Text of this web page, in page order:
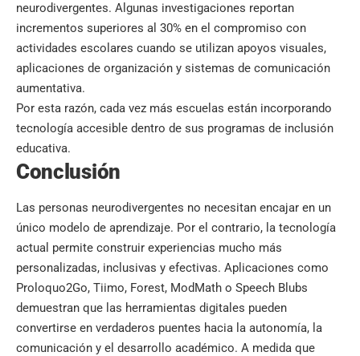
neurodivergentes. Algunas investigaciones reportan
incrementos superiores al 30% en el compromiso con
actividades escolares cuando se utilizan apoyos visuales,
aplicaciones de organización y sistemas de comunicación
aumentativa.
Por esta razón, cada vez más escuelas están incorporando
tecnología accesible dentro de sus programas de inclusión
educativa.
Conclusión
Las personas neurodivergentes no necesitan encajar en un
único modelo de aprendizaje. Por el contrario, la tecnología
actual permite construir experiencias mucho más
personalizadas, inclusivas y efectivas. Aplicaciones como
Proloquo2Go, Tiimo, Forest, ModMath o Speech Blubs
demuestran que las herramientas digitales pueden
convertirse en verdaderos puentes hacia la autonomía, la
comunicación y el desarrollo académico. A medida que